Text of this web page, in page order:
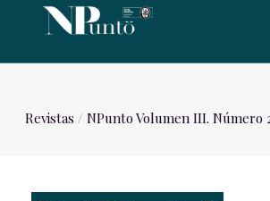
Revistas /NPunto Volumen III. Número